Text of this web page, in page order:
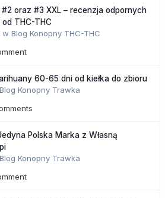
#2 oraz #3 XXL – recenzja odpornych
THC-THC
w Blog Konopny THC-THC
60-65 dni od kiełka do zbioru
Blog Konopny Trawka
Polska Marka z Własną
Blog Konopny Trawka